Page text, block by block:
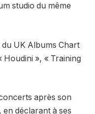
studio du même
du UK Albums Chart
Houdini », « Training
après son
déclarant à ses